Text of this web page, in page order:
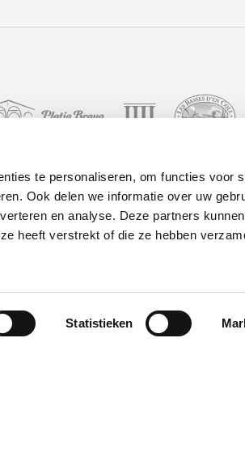
te personaliseren, om functies voor
Ook delen we informatie over uw
en analyse. Deze partners
heeft verstrekt of die ze hebben
Statistieken
Aanbiedingen
Galerij
Situatie
Hoe kom je er
Contact
RESERVEREN
Duurzaamheid